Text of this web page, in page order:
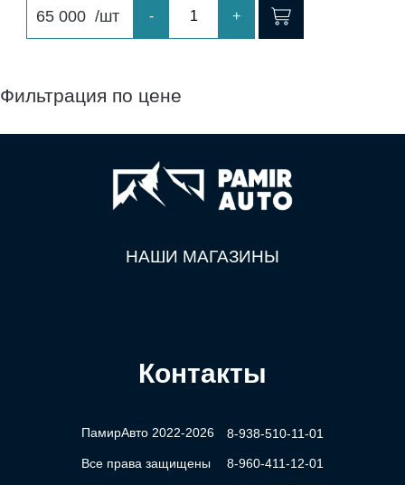
65 000 /шт - +
Фильтрация по цене
НАШИ МАГАЗИНЫ
Контакты
ПамирАвто 2022-2026
Все права защищены
8-938-510-11-01
8-960-411-12-01